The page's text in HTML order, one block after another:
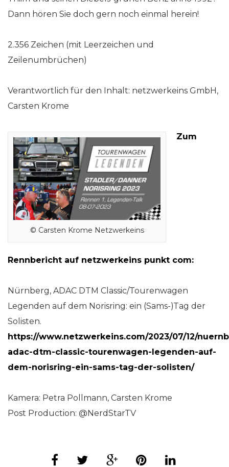
Dann hören Sie doch gern noch einmal herein!
2.356 Zeichen (mit Leerzeichen und
Zeilenumbrüchen)
Verantwortlich für den Inhalt: netzwerkeins GmbH,
Carsten Krome
© Carsten Krome Netzwerkeins
Zum
Rennbericht auf netzwerkeins punkt com:
Nürnberg, ADAC DTM Classic/Tourenwagen
Legenden auf dem Norisring: ein (Sams-)Tag der
Solisten.
https://www.netzwerkeins.com/2023/07/12/
adac-dtm-classic-tourenwagen-legenden-auf-
dem-norisring-ein-sams-tag-der-solisten/
Kamera: Petra Pollmann, Carsten Krome
Post Production: @NerdStarTV ​​